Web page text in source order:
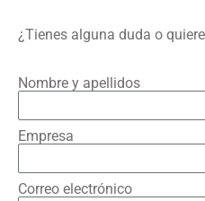
¿Tienes alguna duda o
Nombre y apellidos
Empresa
Correo electrónico